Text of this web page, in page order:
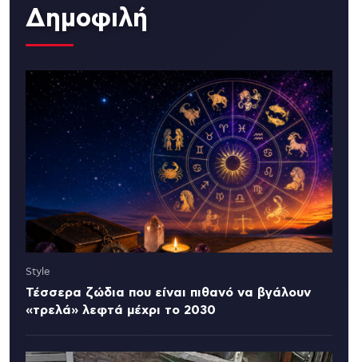
Δημοφιλή
Style
Τέσσερα ζώδια που είναι πιθανό να βγάλουν
«τρελά» λεφτά μέχρι το 2030